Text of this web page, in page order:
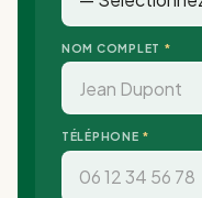
NOM COMPLET *
TÉLÉPHONE *